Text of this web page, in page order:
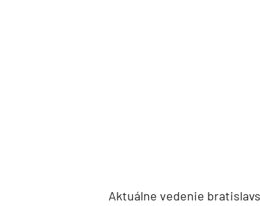
Aktuálne vedenie